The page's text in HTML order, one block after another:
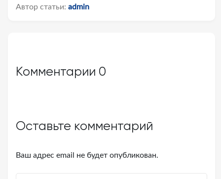
Автор статьи: admin
Комментарии 0
Оставьте комментарий
Ваш адрес email не будет опубликован.